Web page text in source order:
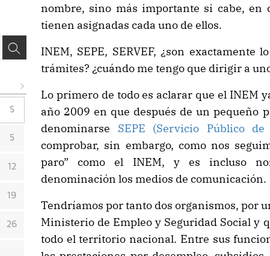
nombre, sino más importante si cabe, en
tienen asignadas cada uno de ellos.
INEM, SEPE, SERVEF, ¿son exactamente
trámites? ¿cuándo me tengo que dirigir a
Lo primero de todo es aclarar que el INEM
año 2009 en que después de un pequeño
denominarse SEPE (Servicio Público
comprobar, sin embargo, como nos
paro” como el INEM, y es incluso
denominación los medios de comunicación.
Tendríamos por tanto dos organismos, por
Ministerio de Empleo y Seguridad Social y
todo el territorio nacional. Entre sus
S
5
12
19
26